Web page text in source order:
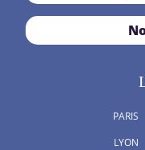
PARIS
LYON